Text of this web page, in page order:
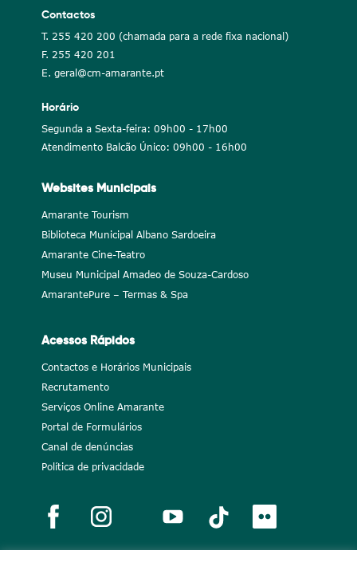
Contactos
T. 255 420 200 (chamada para a rede fixa nacional)
F. 255 420 201
E. geral@cm-amarante.pt
Horário
Segunda a Sexta-feira: 09h00 - 17h00
Atendimento Balcão Único: 09h00 - 16h00
Websites Municipais
Amarante Tourism
Biblioteca Municipal Albano Sardoeira
Amarante Cine-Teatro
Museu Municipal Amadeo de Souza-Cardoso
AmarantePure – Termas & Spa
Acessos Rápidos
Contactos e Horários Municipais
Recrutamento
Serviços Online Amarante
Portal de Formulários
Canal de denúncias
Política de privacidade